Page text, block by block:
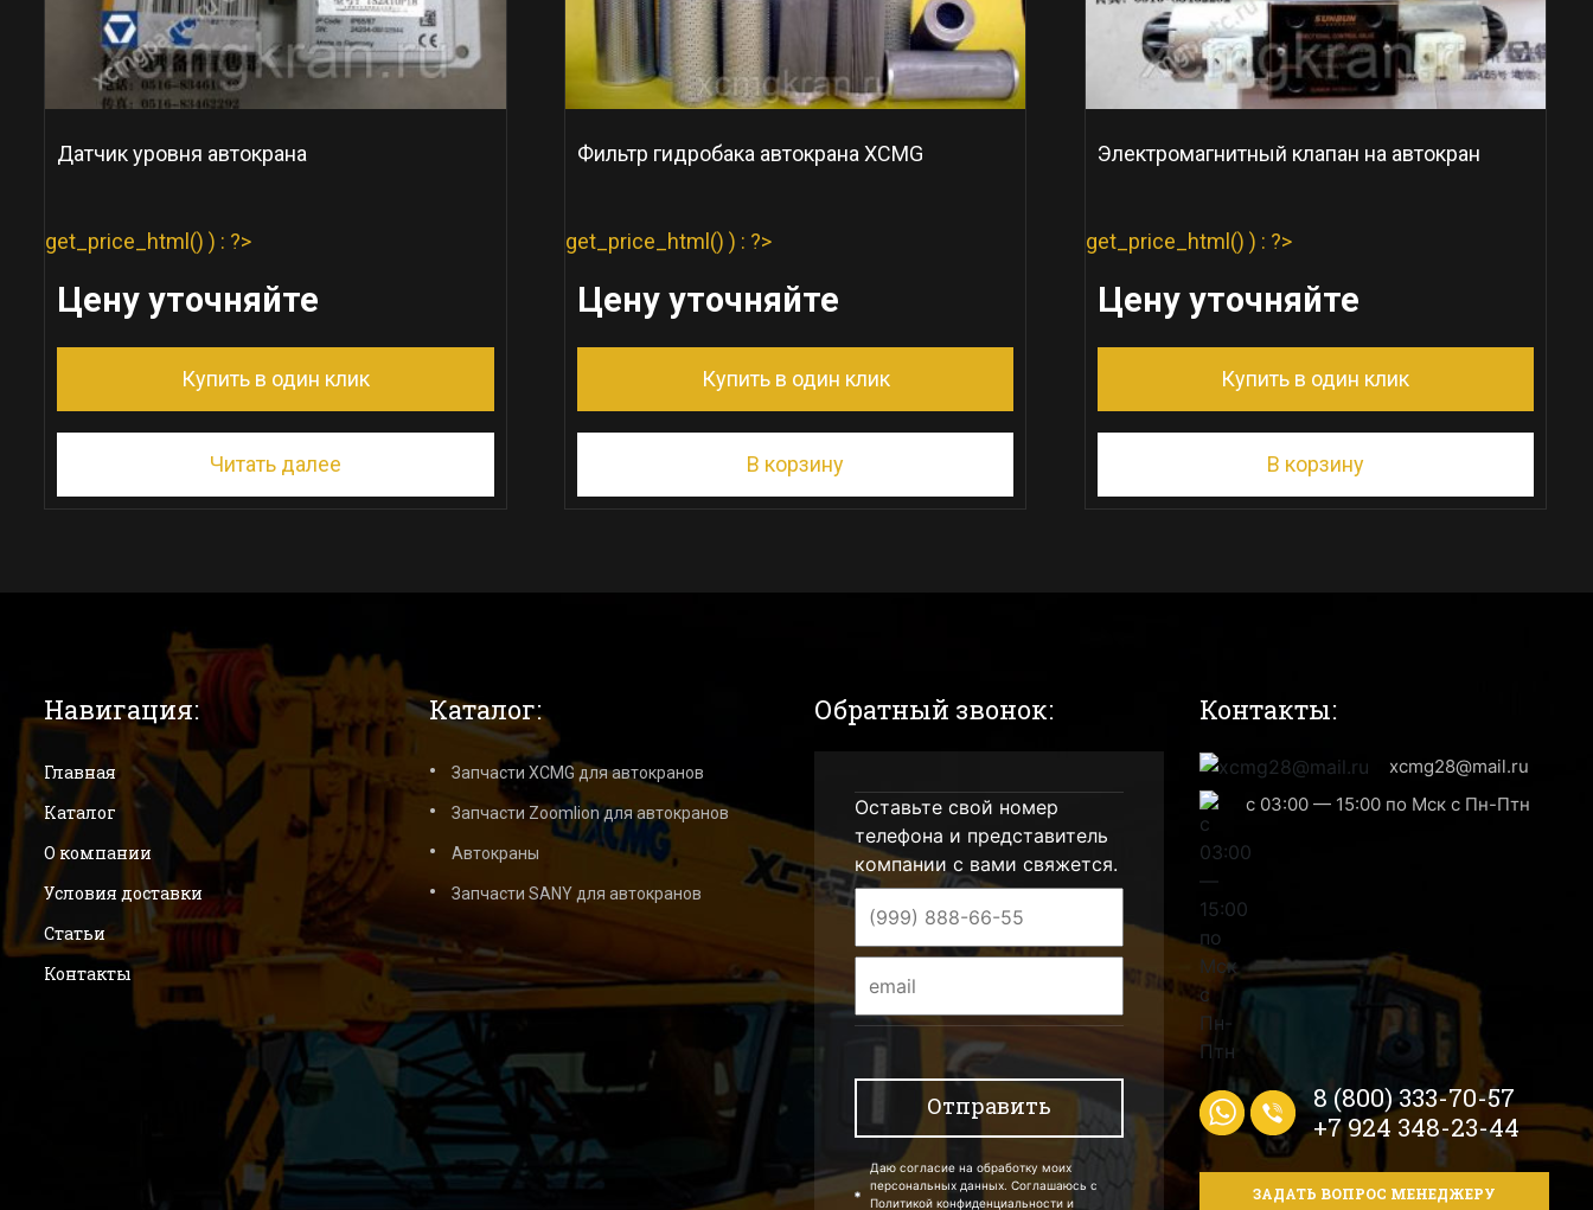
Датчик уровня автокрана
get_price_html() ) : ?>
Цену уточняйте
Купить в один клик
Читать далее
Фильтр гидробака автокрана XCMG
get_price_html() ) : ?>
Цену уточняйте
Купить в один клик
В корзину
Электромагнитный клапан на автокран
get_price_html() ) : ?>
Цену уточняйте
Купить в один клик
В корзину
Навигация:
Главная
Каталог
О компании
Условия доставки
Статьи
Контакты
Каталог:
Запчасти XCMG для автокранов
Запчасти Zoomlion для автокранов
Автокраны
Запчасти SANY для автокранов
Обратный звонок:
Оставьте свой номер
телефона и представитель
компании с вами свяжется.
Даю согласие на обработку моих
персональных данных. Соглашаюсь с
Политикой конфиденциальности и
Контакты:
xcmg28@mail.ru
с 03:00 — 15:00 по Мск с Пн-Птн
8 (800) 333-70-57
+7 924 348-23-44
ЗАДАТЬ ВОПРОС МЕНЕДЖЕРУ